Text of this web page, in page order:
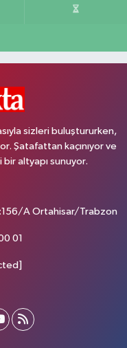
sizleri buluştururken,
Şatafattan kaçınıyor ve
altyapı sunuyor.
A Ortahisar/Trabzon
01